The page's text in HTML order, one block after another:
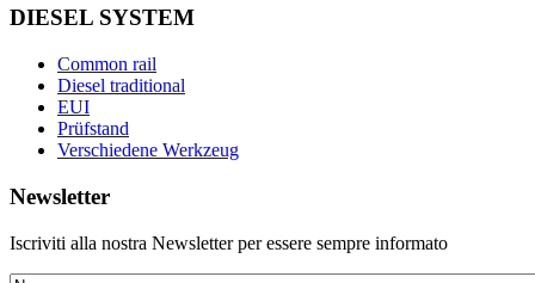
DIESEL SYSTEM
Common rail
Diesel traditional
EUI
Prüfstand
Verschiedene Werkzeug
Newsletter
Iscriviti alla nostra Newsletter per essere sempre informato